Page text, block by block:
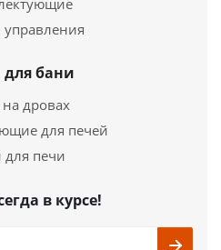
бани
дровах
для печей
для печи
в курсе!